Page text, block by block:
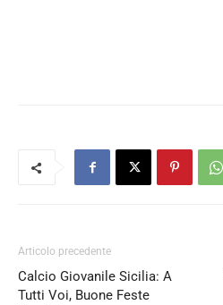
Articolo precedente
Calcio Giovanile Sicilia: A
Tutti Voi, Buone Feste